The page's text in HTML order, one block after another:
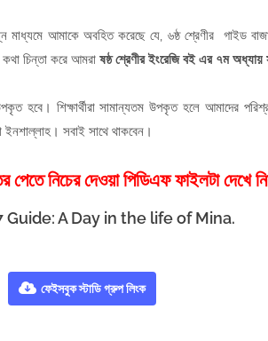
আমাকে অবহিত করেছে যে, ৬ষ্ঠ শ্রেণীর গাইড
কথা চিন্তা করে আমরা ষষ্ঠ শ্রেণীর ইংরেজি বই এর ৭ম
হবে। শিক্ষার্থীরা সামান্যতম উপকৃত হলে আমাদের
ইনশাল্লাহ। সবাই সাথে থাকবেন।
পেতে নিচের দেওয়া পিডিএফ ফাইলটা দেখে
Guide: A Day in the life of Mina.
ফেইসবুক স্টাডি গ্রুপ লিংক